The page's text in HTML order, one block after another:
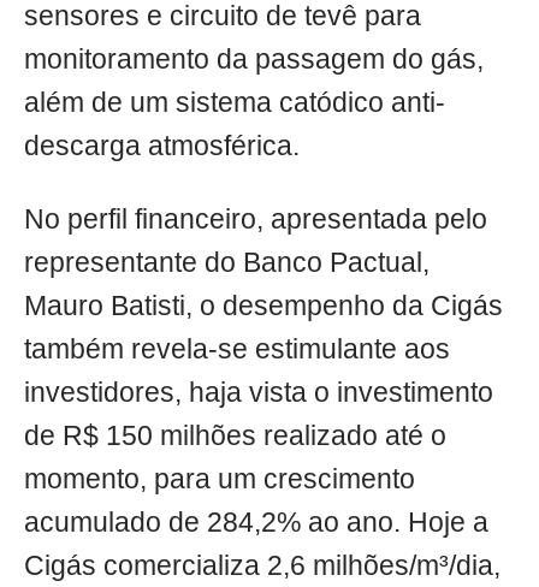
sensores e circuito de tevê para
monitoramento da passagem do gás,
além de um sistema catódico anti-
descarga atmosférica.
No perfil financeiro, apresentada pelo
representante do Banco Pactual,
Mauro Batisti, o desempenho da Cigás
também revela-se estimulante aos
investidores, haja vista o investimento
de R$ 150 milhões realizado até o
momento, para um crescimento
acumulado de 284,2% ao ano. Hoje a
Cigás comercializa 2,6 milhões/m³/dia,